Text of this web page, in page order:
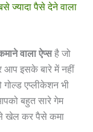
ज्यादा पैसे देने वाला
वाला ऐप्सहै जो
आप इसके बारे में नहीं
एप्लीकेशन भी
बहुत सारे गेम
खेल कर पैसे कमा